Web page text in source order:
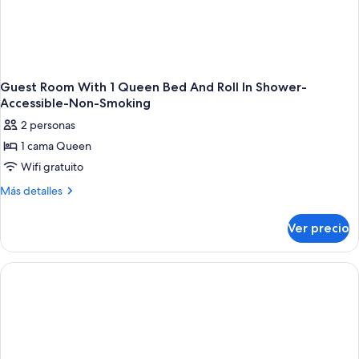
Guest Room With 1 Queen Bed And Roll In Shower-
Accessible-Non-Smoking
2 personas
1 cama Queen
Wifi gratuito
Más detalles
Más
Room
With
1
Ver precio